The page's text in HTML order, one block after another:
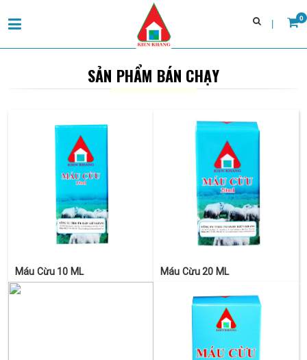
0
Giới thiệu
Đĩa thạch môi trường vi sinh
Tin tức & sự kiện
SẢN PHẨM BÁN CHẠY
Máu Cừu 10 ML Máu Cừu 20 ML